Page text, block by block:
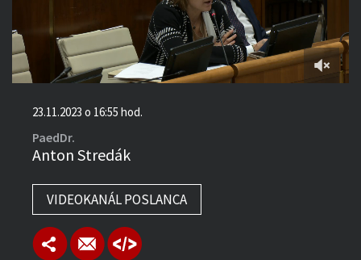
7:36:00
23.11.2023 o 16:55 hod.
PaedDr.
Anton Stredák
VIDEOKANÁL POSLANCA